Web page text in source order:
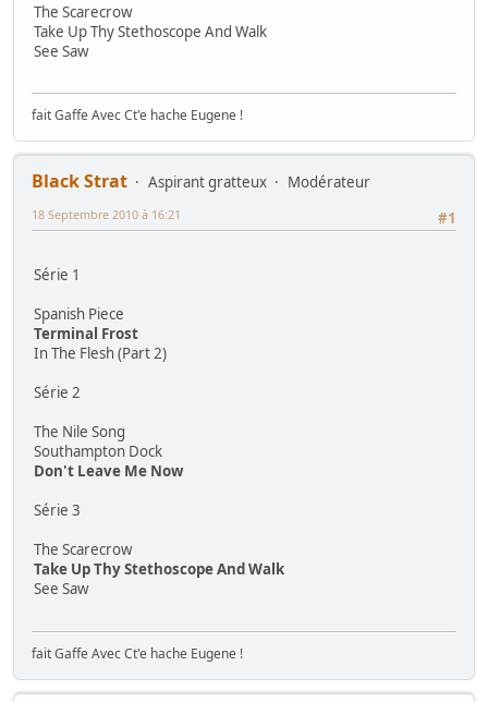
The Scarecrow
Take Up Thy Stethoscope And Walk
See Saw
fait Gaffe Avec Ct'e hache Eugene !
Black Strat Aspirant gratteux
Modérateur
#1
18 Septembre 2010 à 16:21
Série 1
Spanish Piece
Terminal Frost
In The Flesh (Part 2)
Série 2
The Nile Song
Southampton Dock
Don't Leave Me Now
Série 3
The Scarecrow
Take Up Thy Stethoscope And Walk
See Saw
fait Gaffe Avec Ct'e hache Eugene !